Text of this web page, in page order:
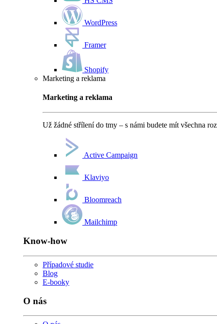
WordPress
Framer
Shopify
Marketing a reklama
Marketing a reklama
Už žádné střílení do tmy – s námi budete mít všechna
Active Campaign
Klaviyo
Bloomreach
Mailchimp
Know-how
Případové studie
Blog
E-booky
O nás